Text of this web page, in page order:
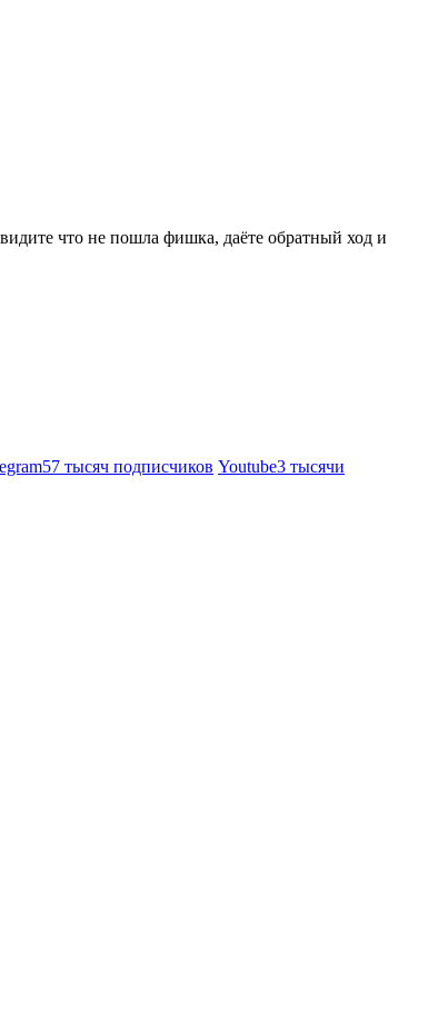
что не пошла фишка, даёте обратный ход и
57 тысяч подписчиков Youtube3 тысячи